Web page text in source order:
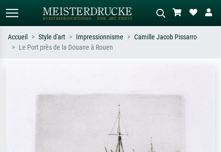
Accueil Style d'art Impressionnisme
Camille Jacob Pissarro
Le Port près de la Douane à Rouen